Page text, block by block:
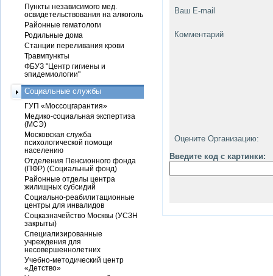
Ваш E-mail
Комментарий
Оцените Организацию:
Введите код с картинки:
Пункты независимого мед.
освидетельствования на алкоголь
Районные гематологи
Родильные дома
Станции переливания крови
Травмпункты
ФБУЗ "Центр гигиены и
эпидемиологии"
Социальные службы
ГУП «Моссоцгарантия»
Медико-социальная экспертиза
(МСЭ)
Московская служба
психологической помощи
населению
Отделения Пенсионного фонда
(ПФР) (Социальный фонд)
Районные отделы центра
жилищных субсидий
Социально-реабилитационные
центры для инвалидов
Соцказначейство Москвы (УСЗН
закрыты)
Специализированные
учреждения для
несовершеннолетних
Учебно-методический центр
«Детство»